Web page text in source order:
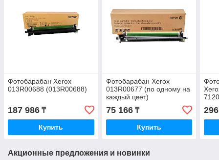
Фотобарабан Xerox
013R00688 (013R00688)
187 986 ₸
Купить
Фотобарабан Xerox
013R00677 (по одному на
каждый цвет)
75 166₸
Купить
Акционные предложения и новинки